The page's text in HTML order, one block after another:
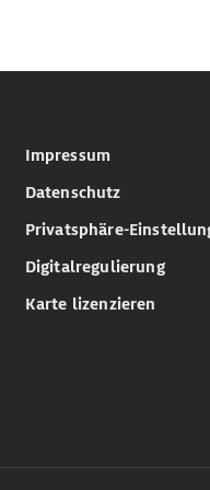
Impressum
Datenschutz
Privatsphäre-
Digitalregulierung
Karte lizenzieren